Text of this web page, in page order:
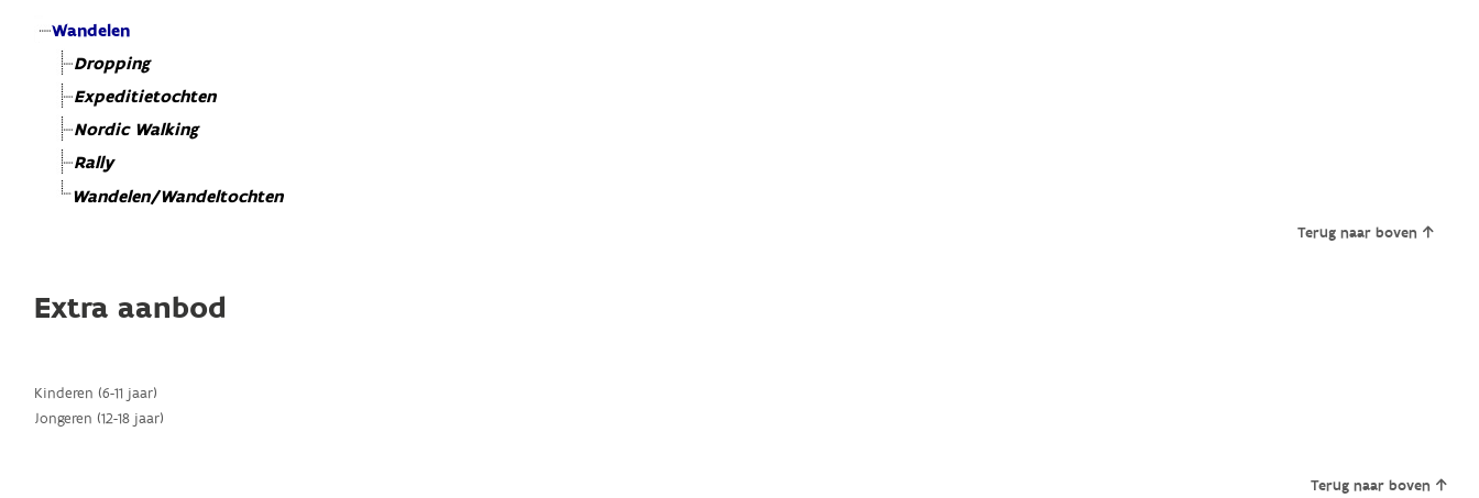
Wandelen
Dropping
Expeditietochten
Nordic Walking
Rally
Wandelen/Wandeltochten
Terug naar boven
Extra aanbod
Kinderen (6-11 jaar)
Jongeren (12-18 jaar)
Terug naar boven